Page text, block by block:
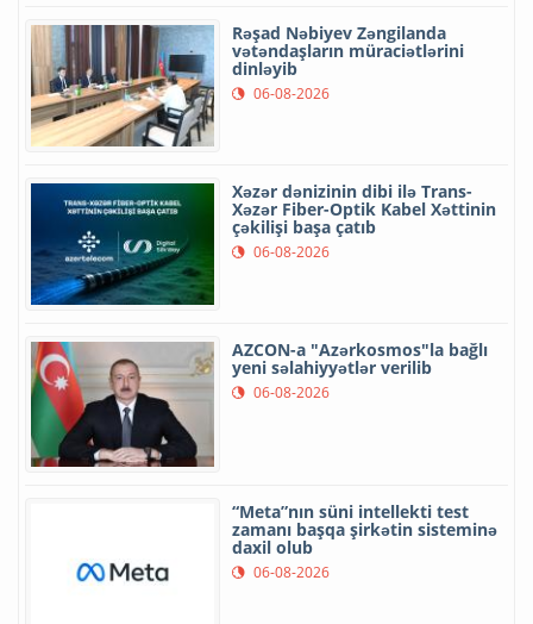
Rəşad Nəbiyev Zəngilanda
vətəndaşların müraciətlərini
dinləyib
06-08-2026
Xəzər dənizinin dibi ilə Trans-
Xəzər Fiber-Optik Kabel Xəttinin
çəkilişi başa çatıb
06-08-2026
AZCON-a "Azərkosmos"la bağlı
yeni səlahiyyətlər verilib
06-08-2026
“Meta”nın süni intellekti test
zamanı başqa şirkətin sisteminə
daxil olub
06-08-2026